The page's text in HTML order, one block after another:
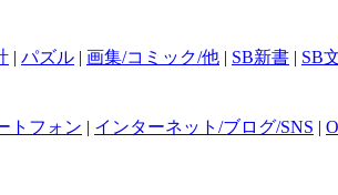
| パズル | 画集/コミック/他 | SB新書 | SB
トフォン | インターネット/ブログ/SNS |